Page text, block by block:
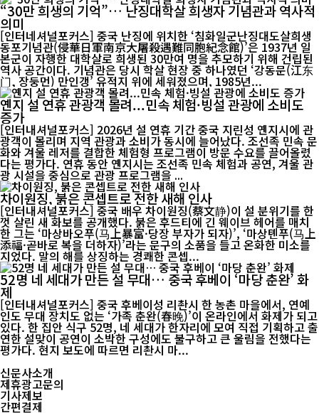
“30만 희생의 기억”… 난징대학살 희생자 기념관과 역사적
의미
[인터네셔널포커스] 중국 난징에 위치한 ‘침화일군난징대도살희생
동포기념관(侵華日軍南京大屠殺遇難同胞紀念館)’은 1937년 일
본군이 자행한 대학살로 희생된 30만여 명을 추모하기 위해 건립된
역사 공간이다. 기념관은 당시 학살 현장 중 하나였던 ‘강동문(江东
门, 장둥먼) 만인갱’ 유적지 위에 세워졌으며, 1985년...
옌지 설 연휴 관광객 몰려...민속 체험·빙설 관광에 소비도
증가
[인터내셔널포커스] 2026년 설 연휴 기간 중국 지린성 옌지시에 관
광객이 몰리며 지역 관광과 소비가 동시에 늘어났다. 조선족 민속 문
화와 겨울 레저를 결합한 체험형 프로그램이 방문 수요를 끌어올렸
다는 평가다. 연휴 동안 옌지시는 조선족 민속 체험과 공연, 겨울 관
광 시설을 중심으로 관광 프로그램을 ...
차이원징, 붉은 콘셉트로 전한 새해 인사
[인터내셔널포커스] 중국 배우 차이원징(蔡文静)이 설 분위기를 한
껏 살린 새 화보를 공개했다. 붉은 후드티에 긴 웨이브 헤어를 매치
한 그는 ‘마상바오푸(马上暴富·당장 부자가 되자)’, ‘마상톈푸(马上
添福·곧바로 복을 더하자)’라는 문구의 소품을 들고 온화한 미소를
지었다. 말의 해를 상징하는 경쾌한 콘셉...
52명 네 세대가 만든 설 무대… 중국 후베이 ‘마당 춘완’ 화
제
[인터내셔널포커스] 중국 후베이성 리촨시 한 농촌 마을에서, 연예
인도 무대 장치도 없는 ‘가족 춘완(春晚)’이 온라인에서 화제가 되고
있다. 한 집안 식구 52명, 네 세대가 한자리에 모여 직접 기획하고 출
연한 설맞이 공연이 소박한 구성에도 불구하고 큰 울림을 전했다는
평가다. 현지 보도에 따르면 리촨시 마...
신문사소개
제휴광고문의
기사제보
간편결제